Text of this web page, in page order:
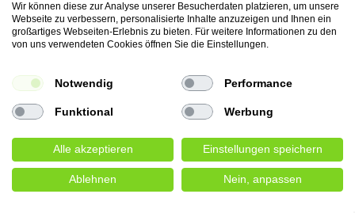
das Recht aus Gründen, die sich aus Ihrer besonderen
Situation ergeben, jederzeit dieser auf Art. 6 Abs 1 lit. f
DSGVO beruhenden Verarbeitungen Sie betreffender
Nähere Informationen zum Datenschutz bei Stayble Market
finden Sie unter:
https://www.authorized.by/datenschutz/
Dauer der Speicherung
Nach vollständiger Vertragsabwicklung werden die Daten
Wir können diese zur Analyse unserer Besucherdaten platzieren, um unsere
Webseite zu verbessern, personalisierte Inhalte anzuzeigen und Ihnen ein
großartiges Webseiten-Erlebnis zu bieten. Für weitere Informationen zu den
von uns verwendeten Cookies öffnen Sie die Einstellungen.
Notwendig Performance
Funktional Werbung
Alle akzeptieren Einstellungen speichern
Ablehnen Nein, anpassen